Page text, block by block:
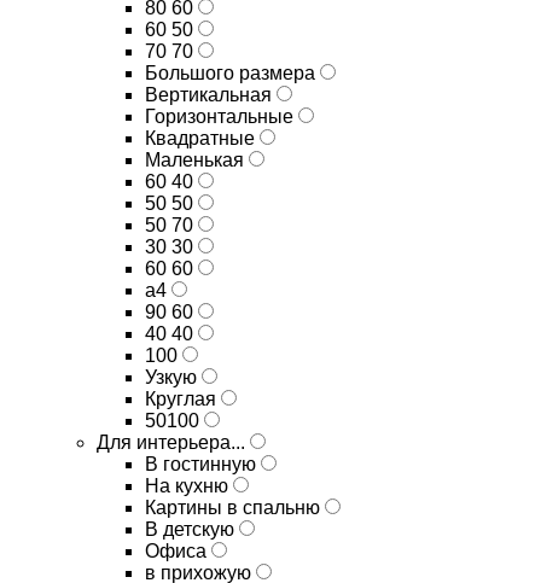
80 60
60 50
70 70
Большого размера
Вертикальная
Горизонтальные
Квадратные
Маленькая
60 40
50 50
50 70
30 30
60 60
а4
90 60
40 40
100
Узкую
Круглая
50100
Для интерьера...
В гостинную
На кухню
Картины в спальню
В детскую
Офиса
в прихожую